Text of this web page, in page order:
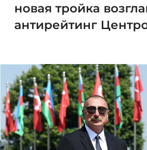
новая тройка
антирейтинг